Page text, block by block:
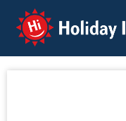
Holiday Info